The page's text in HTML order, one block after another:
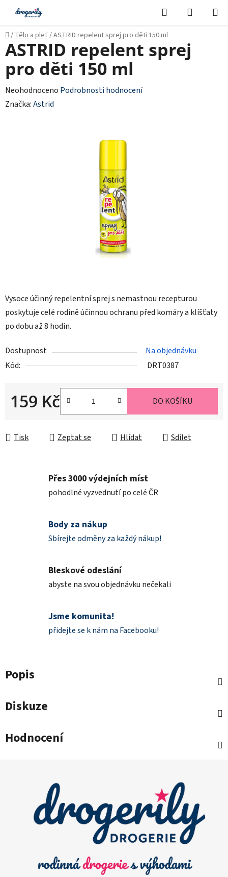
Přejít
obsah
Hledat
KOŠÍK
Domů
/Tělo a pleť/ASTRID repelent sprej pro děti 150 ml
Vysoce účinný repelentní sprej s nemastnou recepturou
poskytuje celé rodině účinnou ochranu před komáry a klíšťaty
po dobu až 8 hodin.
Dostupnost
Na objednávku
Kód:
DRT0387
159 Kč DO KOŠÍKU
Tisk Zeptat se Hlídat Sdílet
ASTRID repelent sprej
pro děti 150 ml
Průměrné
hodnocení
Neohodnoceno Podrobnosti hodnocení
Značka:Astrid
Přes 3000 výdejních míst
pohodlné vyzvednutí po celé ČR
Body za nákup
Sbírejte odměny za každý nákup!
Bleskové odeslání
abyste na svou objednávku nečekali
Jsme komunita!
přidejte se k nám na Facebooku!
Popis
Diskuze
Hodnocení